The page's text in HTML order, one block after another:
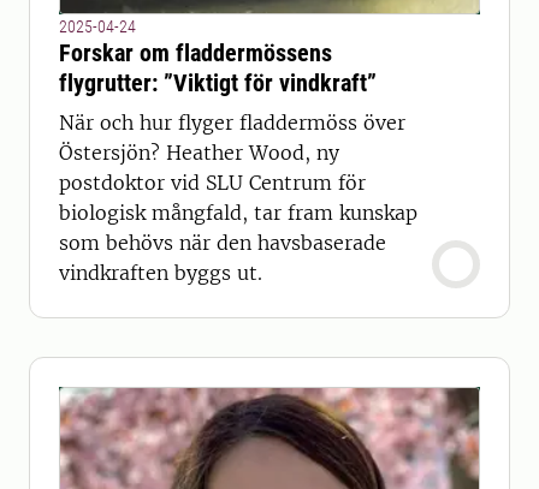
2025-04-24
Forskar om fladdermössens
flygrutter: ”Viktigt för vindkraft”
När och hur flyger fladdermöss över
Östersjön? Heather Wood, ny
postdoktor vid SLU Centrum för
biologisk mångfald, tar fram kunskap
som behövs när den havsbaserade
vindkraften byggs ut.